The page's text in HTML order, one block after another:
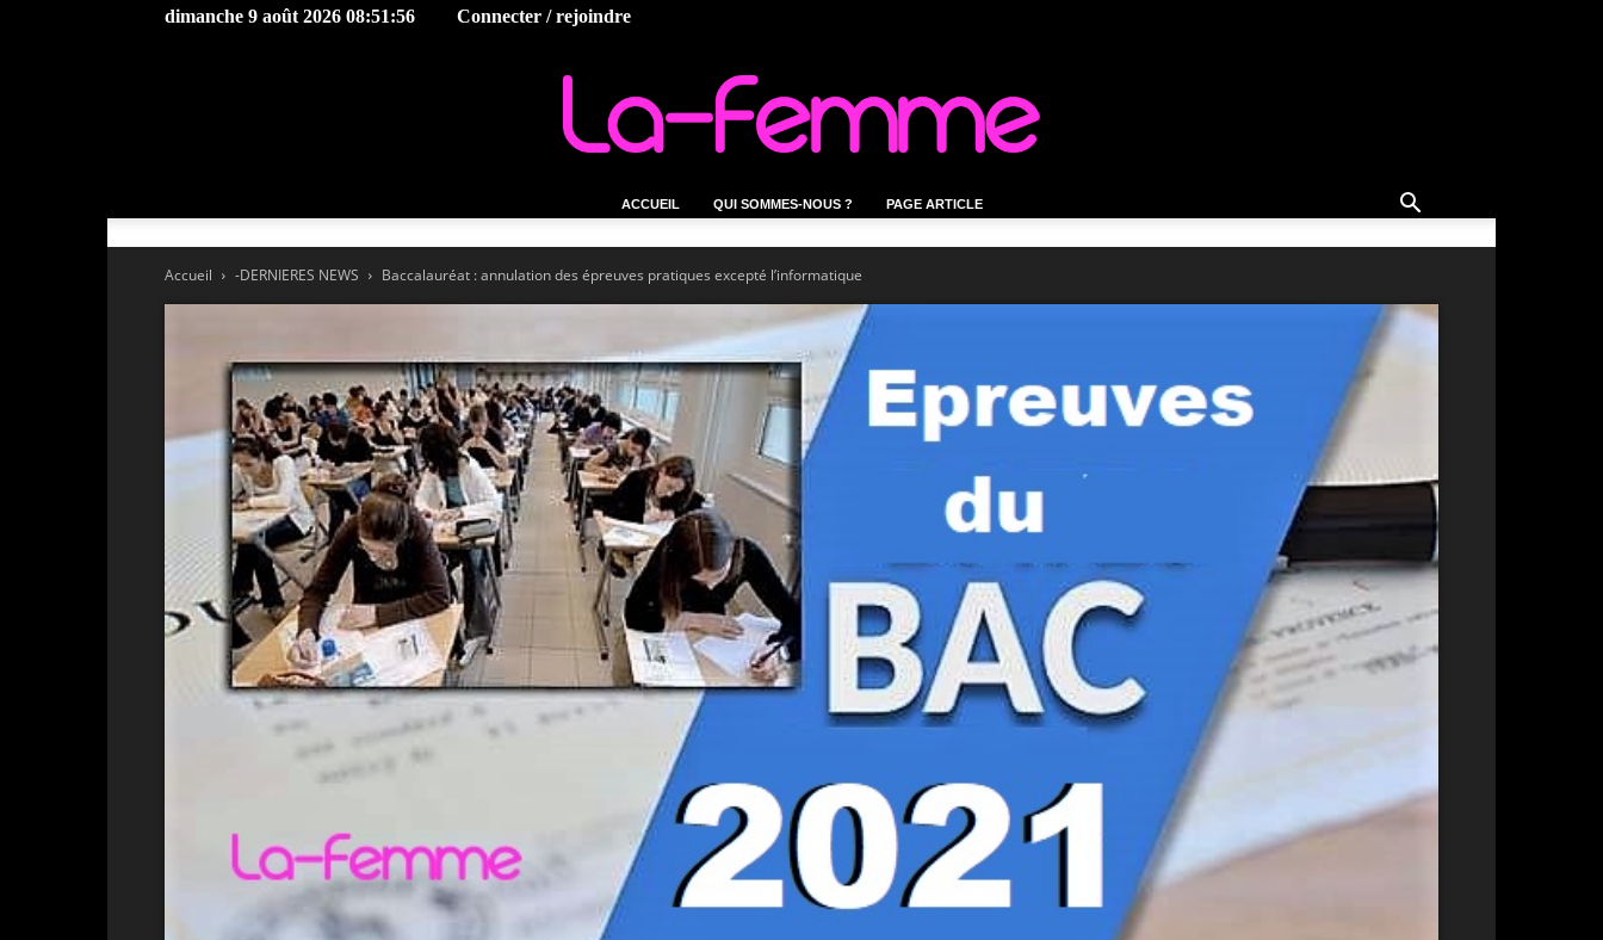
dimanche 9 août 2026 08:51:56 Connecter / rejoindre
femme.tn
ACCUEIL QUI SOMMES-NOUS ? PAGE ARTICLE
Accueil -DERNIERES NEWS Baccalauréat : annulation des épreuves pratiques excepté l’informatique